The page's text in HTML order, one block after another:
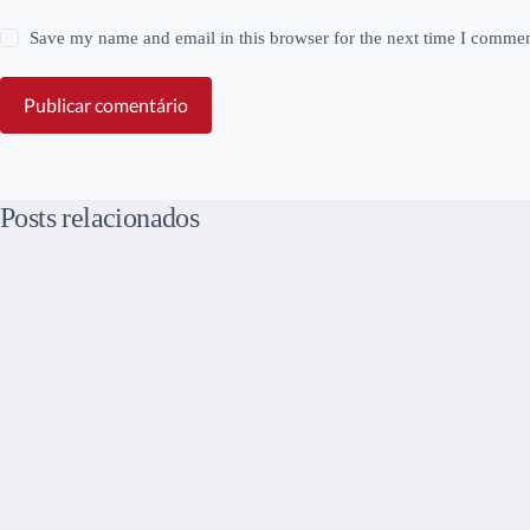
Save my name and email in this browser for the next time I
Publicar comentário
Posts relacionados